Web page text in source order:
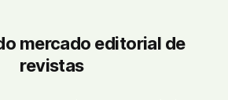
mercado editorial de
revistas